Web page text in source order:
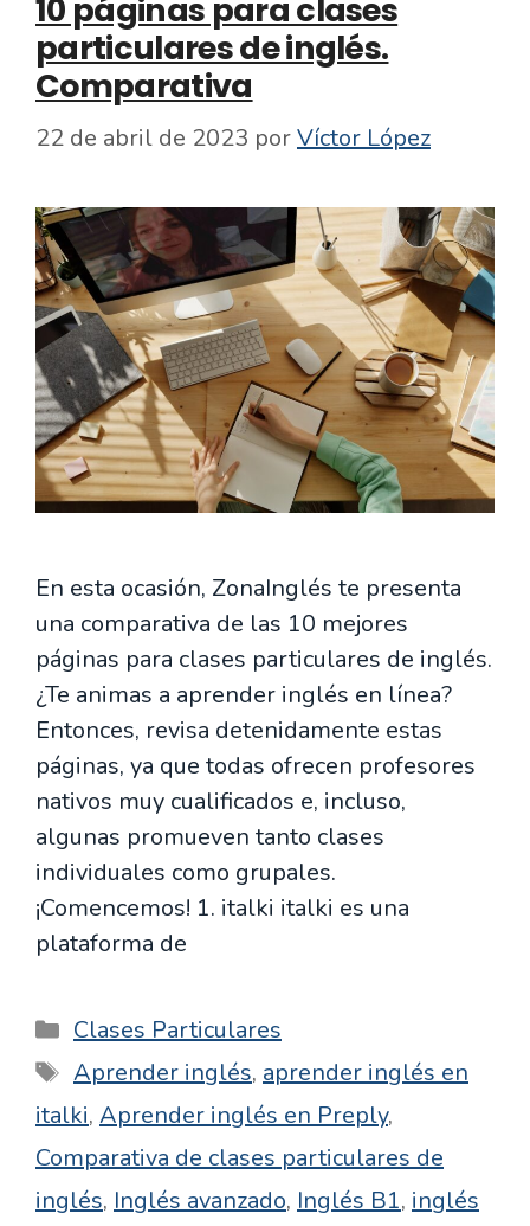
10 páginas para clases
particulares de inglés.
Comparativa
22 de abril de 2023 porVíctor López
En esta ocasión, ZonaInglés te presenta
una comparativa de las 10 mejores
páginas para clases particulares de inglés.
¿Te animas a aprender inglés en línea?
Entonces, revisa detenidamente estas
páginas, ya que todas ofrecen profesores
nativos muy cualificados e, incluso,
algunas promueven tanto clases
individuales como grupales.
¡Comencemos! 1. italki italki es una
plataforma de
Categorías
Clases Particulares
Etiquetas
Aprender inglés, aprender inglés en
italki, Aprender inglés en Preply,
Comparativa de clases particulares de
inglés, Inglés avanzado, Inglés B1, inglés